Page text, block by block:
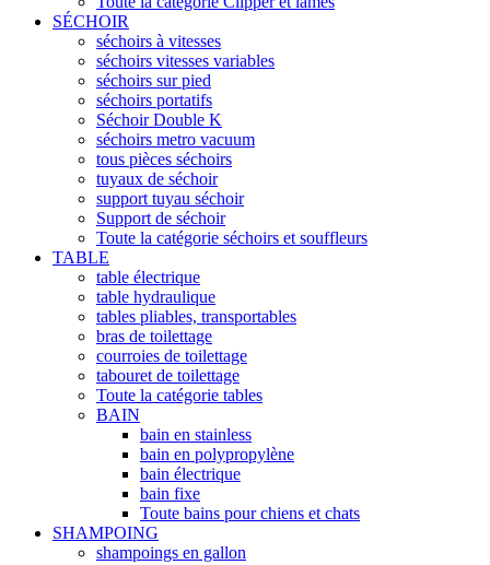
SÉCHOIR
séchoirs à vitesses
séchoirs vitesses variables
séchoirs sur pied
séchoirs portatifs
Séchoir Double K
séchoirs metro vacuum
tous pièces séchoirs
tuyaux de séchoir
support tuyau séchoir
Support de séchoir
Toute la catégorie séchoirs et souffleurs
TABLE
table électrique
table hydraulique
tables pliables, transportables
bras de toilettage
courroies de toilettage
tabouret de toilettage
Toute la catégorie tables
BAIN
bain en stainless
bain en polypropylène
bain électrique
bain fixe
Toute bains pour chiens et chats
SHAMPOING
shampoings en gallon